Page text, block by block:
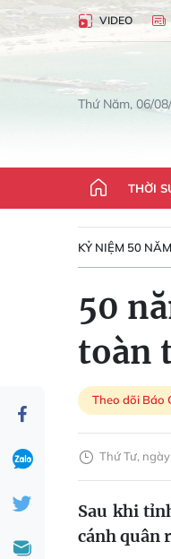
VIDEO
Thứ Năm, 06/
THỜI
KỶ NIỆM 50
50
toàn
Theo dõi Báo
Thứ Tư,
Sau khi
cánh quân